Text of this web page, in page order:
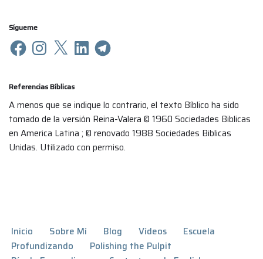
Sígueme
Referencias Bíblicas
A menos que se indique lo contrario, el texto Bíblico ha sido
tomado de la versión Reina-Valera © 1960 Sociedades Biblicas
en America Latina ; © renovado 1988 Sociedades Biblicas
Unidas. Utilizado con permiso.
Inicio Sobre Mí Blog Vídeos
Escuela
Profundizando
Polishing the Pulpit